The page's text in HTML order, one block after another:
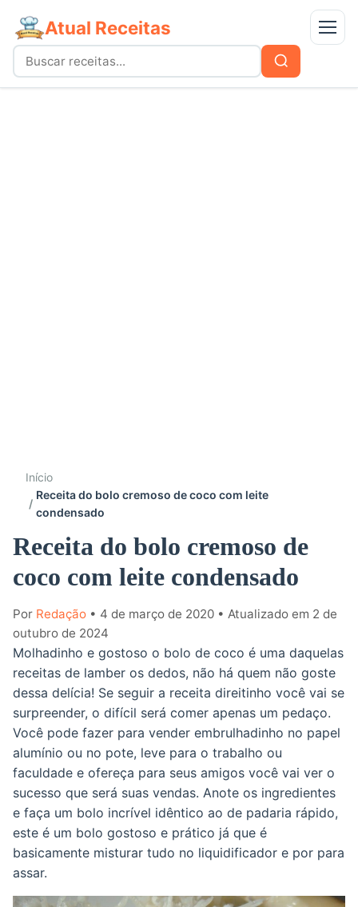
Atual Receitas Menu
Buscar
por:
Buscar
Início
Receita do bolo cremoso de coco com leite
condensado
Receita do bolo cremoso de
coco com leite condensado
Por Redação • 4 de março de 2020 • Atualizado em 2 de
outubro de 2024
Molhadinho e gostoso o bolo de coco é uma daquelas
receitas de lamber os dedos, não há quem não goste
dessa delícia! Se seguir a receita direitinho você vai se
surpreender, o difícil será comer apenas um pedaço.
Você pode fazer para vender embrulhadinho no papel
alumínio ou no pote, leve para o trabalho ou
faculdade e ofereça para seus amigos você vai ver o
sucesso que será suas vendas. Anote os ingredientes
e faça um bolo incrível idêntico ao de padaria rápido,
este é um bolo gostoso e prático já que é
basicamente misturar tudo no liquidificador e por para
assar.